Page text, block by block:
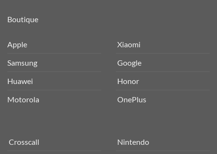
Boutique
Apple
Samsung
Huawei
Motorola
Xiaomi
Google
Honor
OnePlus
Crosscall
Nintendo